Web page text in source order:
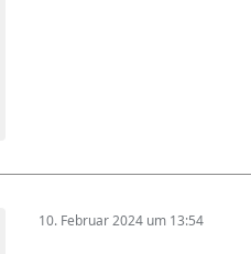
10. Februar 2024 um 13:54